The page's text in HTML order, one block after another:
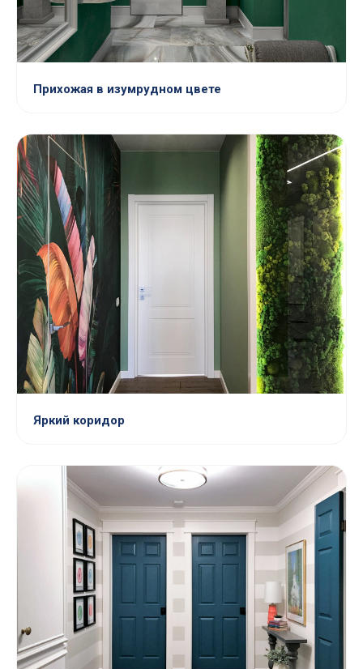
Прихожая в изумрудном цвете
Яркий коридор